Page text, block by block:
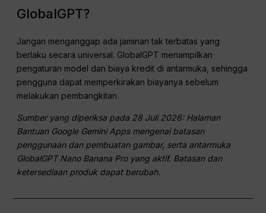
GlobalGPT?
Jangan menganggap ada jaminan tak terbatas yang
berlaku secara universal. GlobalGPT menampilkan
pengaturan model dan biaya kredit di antarmuka, sehingga
pengguna dapat memperkirakan biayanya sebelum
melakukan pembangkitan.
Sumber yang diperiksa pada 28 Juli 2026: Halaman
Bantuan Google Gemini Apps mengenai batasan
penggunaan dan pembuatan gambar, serta antarmuka
GlobalGPT Nano Banana Pro yang aktif. Batasan dan
ketersediaan produk dapat berubah.